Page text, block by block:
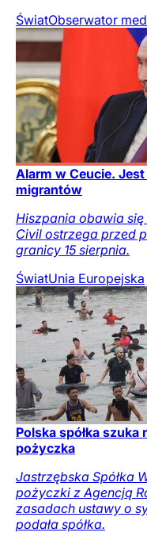
ŚwiatObserwator
Alarm w Ceucie.
migrantów
Hiszpania obawia
Civil ostrzega przed
granicy 15 sierpnia.
ŚwiatUnia Europejska
Polska spółka
pożyczka
Jastrzębska Spółka
pożyczki z Agencją
zasadach ustawy o
podała spółka.